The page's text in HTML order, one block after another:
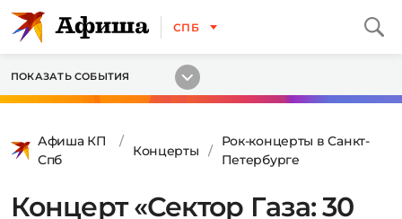
СПБ
ПОКАЗАТЬ СОБЫТИЯ
Афиша КП
Спб
Концерты
Рок-концерты в Санкт-
Петербурге
Концерт «Сектор Газа: 30